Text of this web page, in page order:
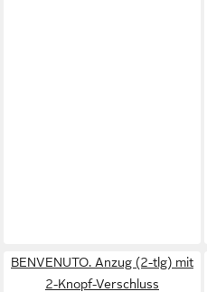
BENVENUTO. Anzug (2-tlg) mit
2-Knopf-Verschluss